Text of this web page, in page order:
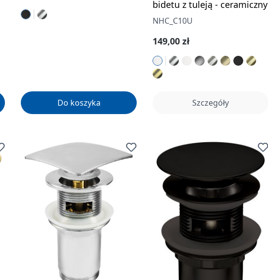
Do koszyka
bidetu z tuleją - ceramiczny
NHC_C10U
Cena regularna:
149,00 zł
Szczegóły